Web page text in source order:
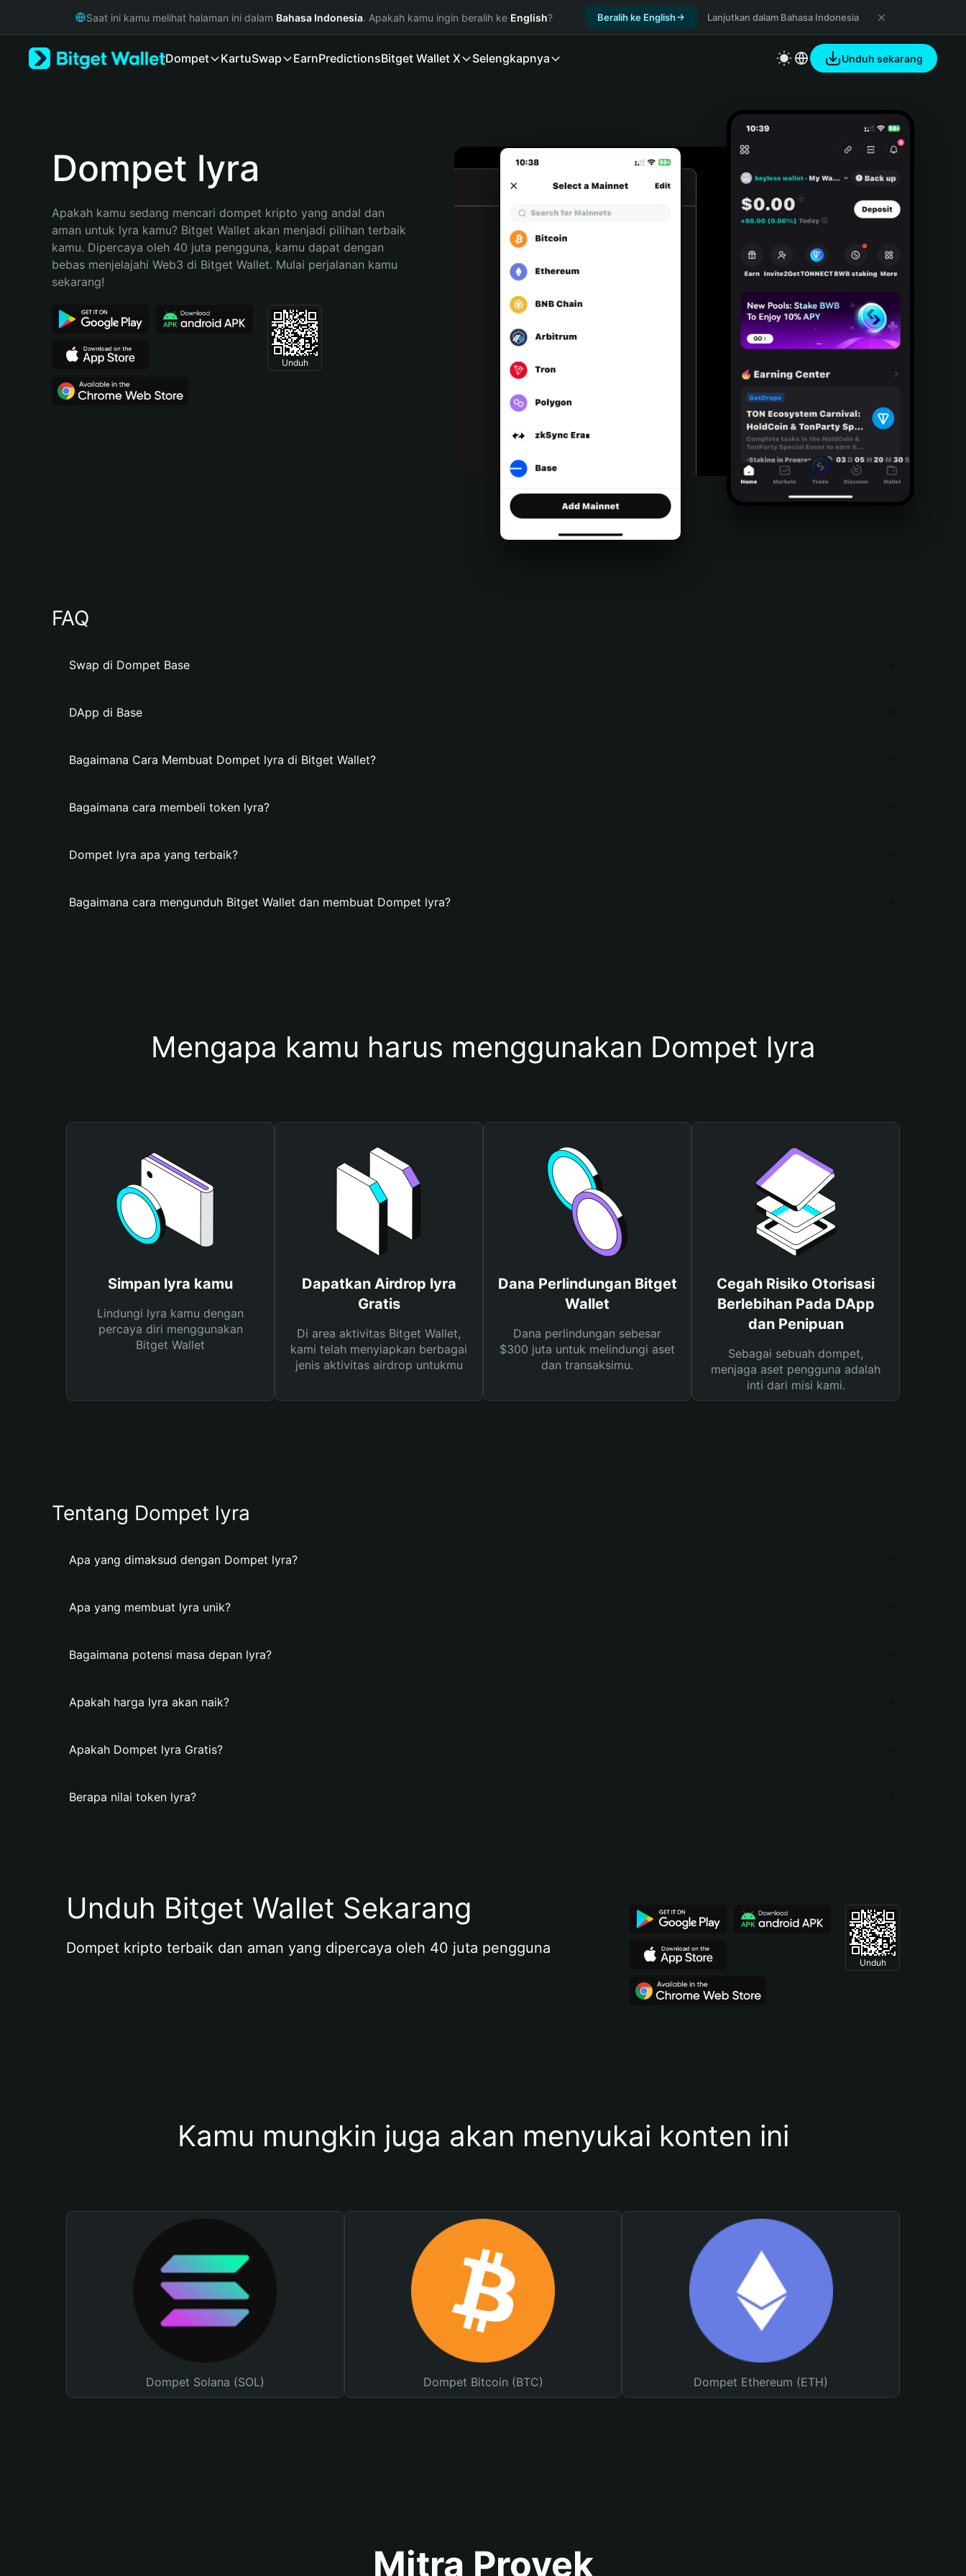
Русский
Bahasa Indonesia
Español (Argentina)
Saat ini kamu melihat halaman ini dalam Bahasa Indonesia. Apakah kamu ingin beralih ke English? Beralih ke English Lanjutkan dalam Bahasa Indonesia
Dompet KartuSwap EarnPredictionsBitget Wallet X Selengkapnya Unduh sekarang
Dompet lyra
Apakah kamu sedang mencari dompet kripto yang andal dan
aman untuk lyra kamu? Bitget Wallet akan menjadi pilihan terbaik
kamu. Dipercaya oleh 40 juta pengguna, kamu dapat dengan
bebas menjelajahi Web3 di Bitget Wallet. Mulai perjalanan kamu
sekarang!
Unduh
FAQ
Swap di Dompet Base
DApp di Base
Bagaimana Cara Membuat Dompet lyra di Bitget Wallet?
Bagaimana cara membeli token lyra?
Dompet lyra apa yang terbaik?
Bagaimana cara mengunduh Bitget Wallet dan membuat Dompet lyra?
Mengapa kamu harus menggunakan Dompet lyra
Simpan lyra kamu
Lindungi lyra kamu dengan
percaya diri menggunakan
Bitget Wallet
Dapatkan Airdrop lyra
Gratis
Di area aktivitas Bitget Wallet,
kami telah menyiapkan berbagai
jenis aktivitas airdrop untukmu
Dana Perlindungan Bitget
Wallet
Dana perlindungan sebesar
$300 juta untuk melindungi aset
dan transaksimu.
Cegah Risiko Otorisasi
Berlebihan Pada DApp
dan Penipuan
Sebagai sebuah dompet,
menjaga aset pengguna adalah
inti dari misi kami.
Tentang Dompet lyra
Apa yang dimaksud dengan Dompet lyra?
Apa yang membuat lyra unik?
Bagaimana potensi masa depan lyra?
Apakah harga lyra akan naik?
Apakah Dompet lyra Gratis?
Berapa nilai token lyra?
Unduh Bitget Wallet Sekarang
Dompet kripto terbaik dan aman yang dipercaya oleh 40 juta pengguna
Unduh
Kamu mungkin juga akan menyukai konten ini
Dompet Solana (SOL) Dompet Bitcoin (BTC) Dompet Ethereum (ETH)
Mitra Proyek